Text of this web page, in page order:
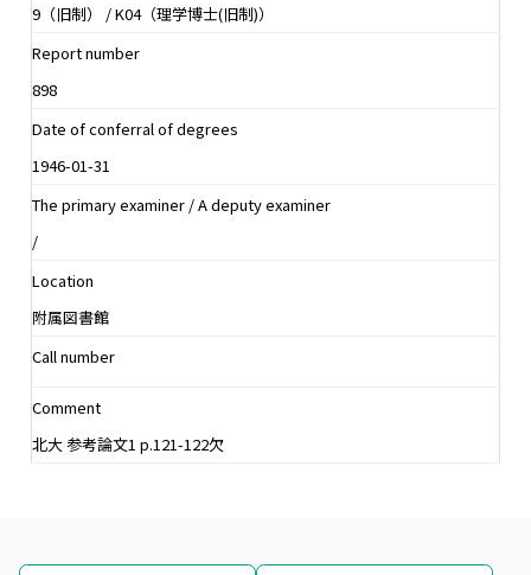
9（旧制） / K04（理学博士(旧制)）
Report number
898
Date of conferral of degrees
1946-01-31
The primary examiner / A deputy examiner
/
Location
附属図書館
Call number
Comment
北大 参考論文1 p.121-122欠